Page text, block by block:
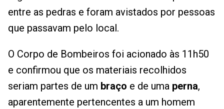
entre as pedras e foram avistados por pessoas
que passavam pelo local.
O Corpo de Bombeiros foi acionado às 11h50
e confirmou que os materiais recolhidos
seriam partes de um braço e de uma perna,
aparentemente pertencentes a um homem